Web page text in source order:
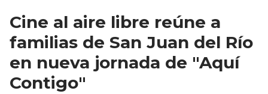
Cine al aire libre reúne a
familias de San Juan del Río
en nueva jornada de "Aquí
Contigo"